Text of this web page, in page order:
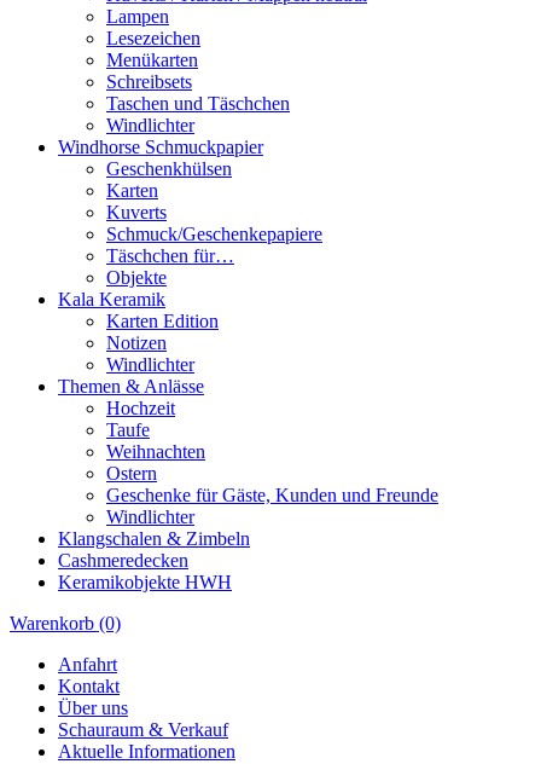
Lampen
Lesezeichen
Menükarten
Schreibsets
Taschen und Täschchen
Windlichter
Windhorse Schmuckpapier
Geschenkhülsen
Karten
Kuverts
Schmuck/Geschenkepapiere
Täschchen für…
Objekte
Kala Keramik
Karten Edition
Notizen
Windlichter
Themen & Anlässe
Hochzeit
Taufe
Weihnachten
Ostern
Geschenke für Gäste, Kunden und Freunde
Windlichter
Klangschalen & Zimbeln
Cashmeredecken
Keramikobjekte HWH
Warenkorb (0)
Anfahrt
Kontakt
Über uns
Schauraum & Verkauf
Aktuelle Informationen